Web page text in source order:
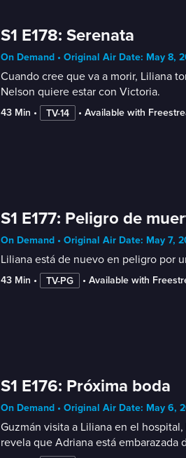
S1 E178: Serenata
On Demand • Original Air Date: May 8,
Cuando cree que va a morir, Liliana
Nelson quiere estar con Victoria.
43 Min • TV-14 • Available with
S1 E177: Peligro de
On Demand • Original Air Date: May 7,
Liliana está de nuevo en peligro por
43 Min • TV-PG • Available with
S1 E176: Próxima boda
On Demand • Original Air Date: May 6,
Guzmán visita a Liliana en el
revela que Adriana está embarazada